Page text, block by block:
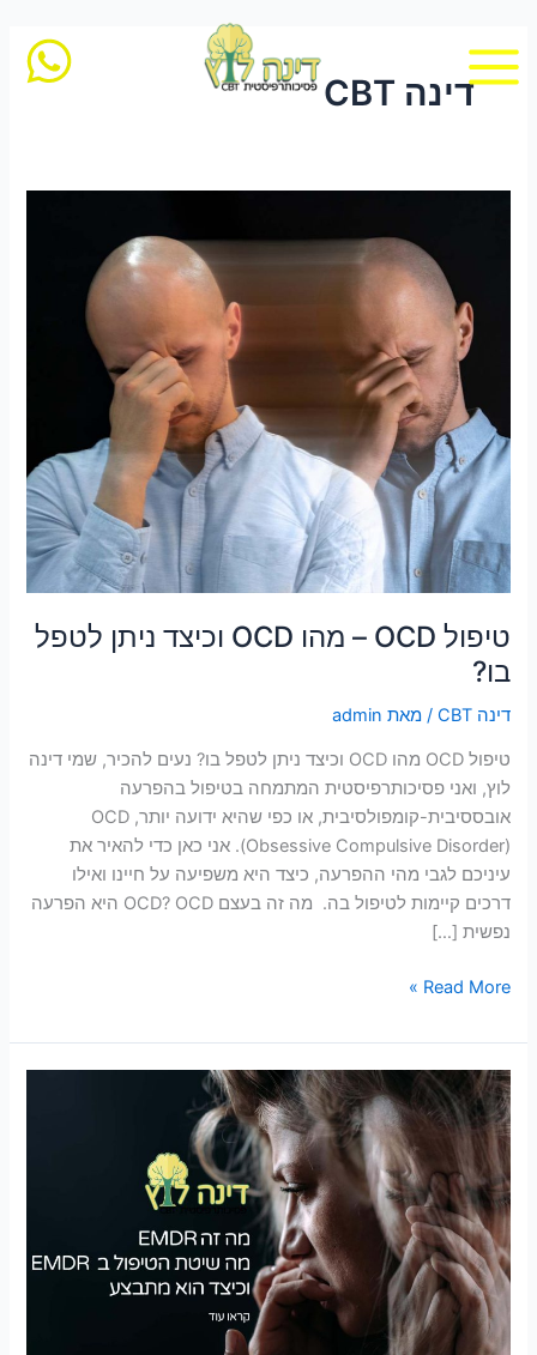
דינה CBT
טיפול OCD – מהו OCD וכיצד ניתן לטפל
בו?
דינה CBT / מאת admin
טיפול OCD מהו OCD וכיצד ניתן לטפל בו? נעים להכיר, שמי דינה
לוץ, ואני פסיכותרפיסטית המתמחה בטיפול בהפרעה
אובססיבית-קומפולסיבית, או כפי שהיא ידועה יותר, OCD
(Obsessive Compulsive Disorder). אני כאן כדי להאיר את
עיניכם לגבי מהי ההפרעה, כיצד היא משפיעה על חיינו ואילו
דרכים קיימות לטיפול בה. מה זה בעצם OCD? OCD היא הפרעה
נפשית […]
OCD
לטפל
בו?
Read More »
מה
זה
EMDR
מה
שיטת
הטיפול
ב-
EMDR
וכיצד
הוא